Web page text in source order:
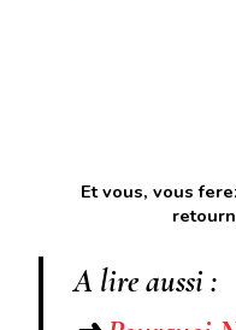
Et vous, vous
A lire aussi :